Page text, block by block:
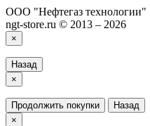
ООО "Нефтегаз технологии"
ngt-store.ru © 2013 – 2026
×
Назад
×
Продолжить покупки
Назад
×